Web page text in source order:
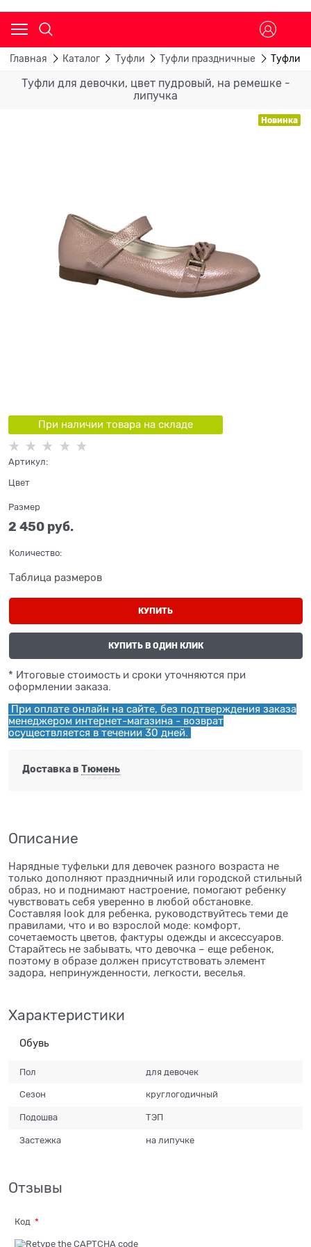
Главная Каталог Туфли Туфли праздничные Туфли
Туфли для девочки, цвет пудровый, на ремешке -
липучка
Новинка
При наличии товара на складе
Артикул:
Цвет
Размер
2 450 руб.
Количество:
Таблица размеров
КУПИТЬ
КУПИТЬ В ОДИН КЛИК
* Итоговые стоимость и сроки уточняются при
оформлении заказа.
При оплате онлайн на сайте, без подтверждения заказа
менеджером интернет-магазина - возврат
осуществляется в течении 30 дней.
Доставка в Тюмень
Описание
Нарядные туфельки для девочек разного возраста не
только дополняют праздничный или городской стильный
образ, но и поднимают настроение, помогают ребенку
чувствовать себя уверенно в любой обстановке.
Составляя look для ребенка, руководствуйтесь теми де
правилами, что и во взрослой моде: комфорт,
сочетаемость цветов, фактуры одежды и аксессуаров.
Старайтесь не забывать, что девочка – еще ребенок,
поэтому в образе должен присутствовать элемент
задора, непринужденности, легкости, веселья.
Характеристики
Обувь
Пол для девочек
Сезон круглогодичный
Подошва ТЭП
Застежка на липучке
Отзывы
Код